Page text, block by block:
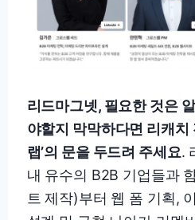
리드마그넷, 필요한 것은
야할지 막막하다면 리캐치
랩’의 문을 두드려 주세요.
내 유수의 B2B 기업들과
트 제작)부터 웹 폼 기획,